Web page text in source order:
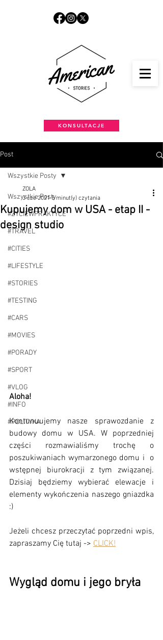
KONSULTACJE
Post
Wszystkie Posty
#ŻYCIEWPRAKTYCE
#TRAVEL
#CITIES
#LIFESTYLE
#STORIES
#TESTING
#CARS
#MOVIES
#PORADY
#SPORT
#VLOG
#INFO
#POLITYKA
Wszystkie Posty
Kupujemy dom w USA - etap II -
design studio
ZOLA
3 cze 2021 5 minut(y) czytania
Aloha!
Kontunuujemy nasze sprawozdanie z
budowy domu w USA. W poprzedniej
części rozmawialiśmy trochę o
poszukiwaniach wymarzonego domu i  o
wstępnej biurokracji z tym związanej.
Dzisiaj będziemy wybierać elewacje i
elementy wykończenia naszego gniazdka
:)
Jeżeli chcesz przeczytać poprzedni wpis,
zapraszamy Cię tutaj -> CLICK!
Wygląd domu i jego bryła